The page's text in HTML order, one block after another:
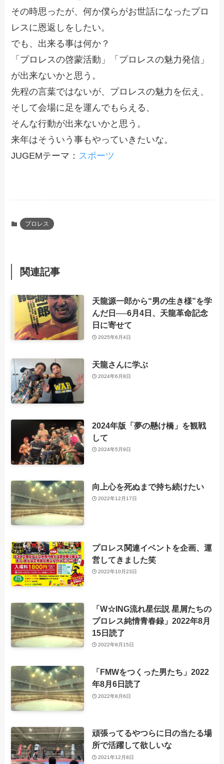
その時思ったが、何か僕らがお世話になったプロ
レスに恩返しをしたい。
でも、出来る事は何か？
「プロレスの啓蒙活動」「プロレスの魅力発信」
が出来ないかと思う。
先程の言葉ではないが、プロレスの魅力を伝え、
そして会場に足を運んでもらえる、
そんな行動が出来ないかと思う。
来年はそういう事もやっていきたいな。
JUGEMテーマ： スポーツ
プロレス
関連記事
天龍源一郎から“男の生き様”を学
んだ日──6月4日、天龍革命記念
日に寄せて
2025年6月4日
天龍さんに学ぶ
2024年6月8日
2024年版「夢の懸け橋」を観戦
して
2024年5月9日
向上心を死ぬまで持ち続けたい
2022年12月17日
プロレス関連イベントを企画、運
営してきました笑
2022年10月23日
「W☆ING流れ星伝説 星屑たちの
プロレス純情青春録」2022年8月
15日読了
2022年8月15日
「FMWをつくった男たち」2022
年8月6日読了
2022年8月6日
頑張ってるやつらに日の当たる場
所で活躍して欲しいな
2021年12月8日